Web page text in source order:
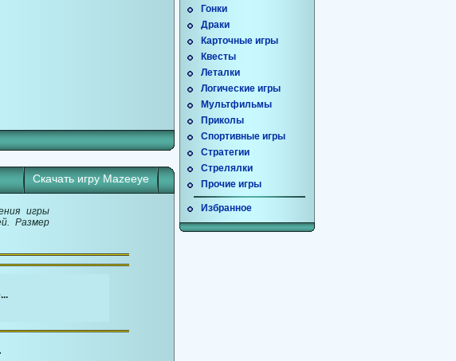
Скачать игру Mazeeye
игры
Размер
Гонки
Драки
Карточные игры
Квесты
Леталки
Логические игры
Мультфильмы
Приколы
Спортивные игры
Стратегии
Стрелялки
Прочие игры
Избранное